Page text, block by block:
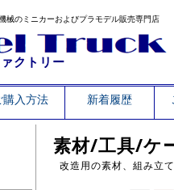
械のミニカーおよびプラモデル販売専門店
クトリー
購入方法 新着履歴
素材/工具/ケ
改造用の素材、組み立